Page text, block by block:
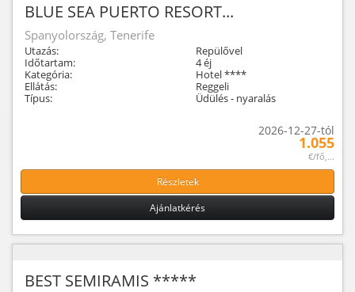
BLUE SEA PUERTO RESORT...
Spanyolország, Tenerife
Utazás:
Repülővel
Időtartam:
4 éj
Kategória:
Hotel ****
Ellátás:
Reggeli
Típus:
Üdülés - nyaralás
2026-12-27-tól
1.055
€/fő,...
Részletek
Ajánlatkérés
BEST SEMIRAMIS *****